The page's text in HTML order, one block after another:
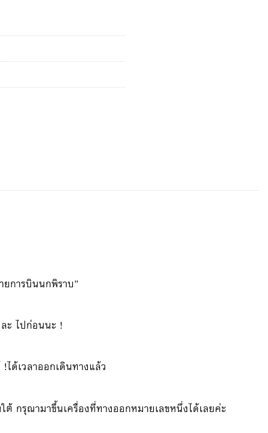
การบินนกพิราบ”
ะ ไปก่อนนะ !
ได้เวลาออกเดินทางแล้ว
กรุณามาขึ้นเครื่องที่ทางออกหมายเลขหนึ่งได้เลยค่ะ